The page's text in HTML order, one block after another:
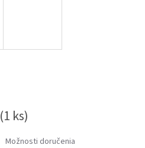
(1 ks)
Možnosti doručenia